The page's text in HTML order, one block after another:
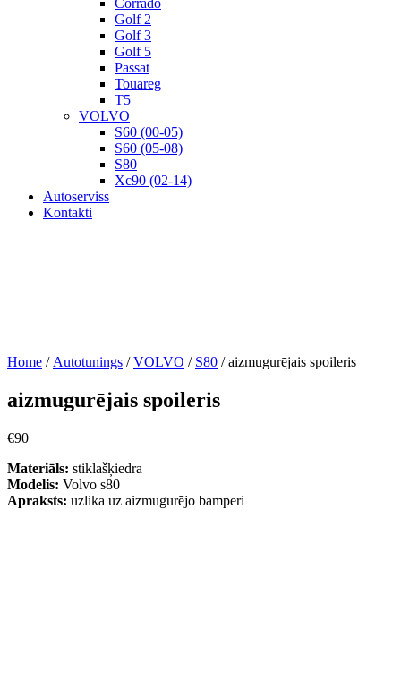
Corrado
Golf 2
Golf 3
Golf 5
Passat
Touareg
T5
VOLVO
S60 (00-05)
S60 (05-08)
S80
Xc90 (02-14)
Autoserviss
Kontakti
Home / Autotunings /VOLVO / S80 / aizmugurējais spoileris
aizmugurējais spoileris
€90
Materiāls: stiklašķiedra
Modelis: Volvo s80
Apraksts: uzlika uz aizmugurējo bamperi